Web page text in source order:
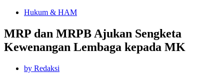
Hukum & HAM
MRP dan MRPB Ajukan Sengketa
Kewenangan Lembaga kepada MK
by Redaksi